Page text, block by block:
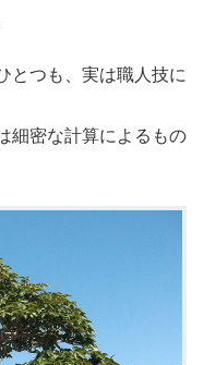
とつも、実は職人技に
細密な計算によるもの